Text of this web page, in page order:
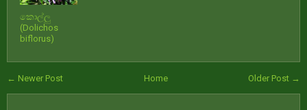
කොල්ලු
(Dolichos
biflorus)
← Newer Post Older Post →
Home